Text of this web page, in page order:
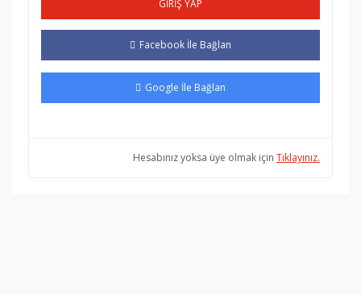
GİRİŞ YAP
Facebook İle Bağlan
Google İle Bağlan
Hesabınız yoksa üye olmak için Tıklayınız.